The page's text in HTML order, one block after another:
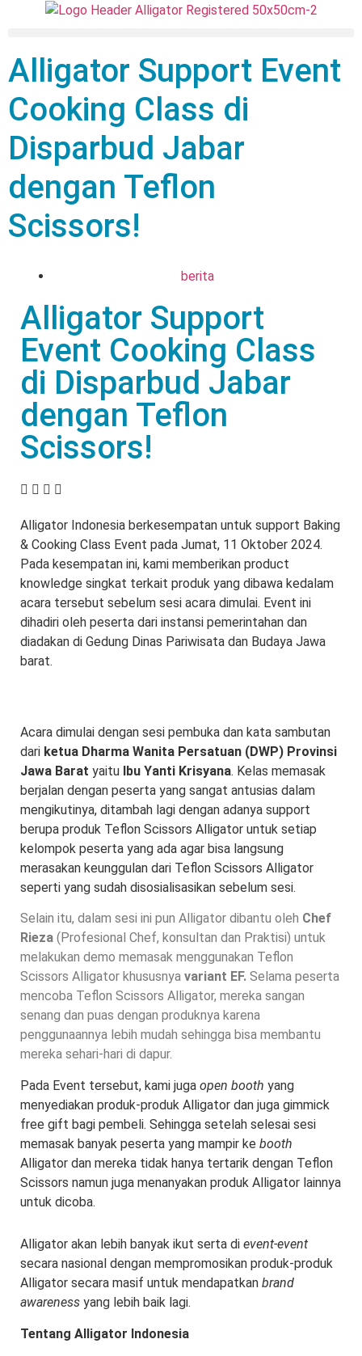
Alligator Support Event
Cooking Class di
Disparbud Jabar
dengan Teflon
Scissors!
berita
Alligator Support
Event Cooking Class
di Disparbud Jabar
dengan Teflon
Scissors!
Alligator Indonesia berkesempatan untuk support Baking
& Cooking Class Event pada Jumat, 11 Oktober 2024.
Pada kesempatan ini, kami memberikan product
knowledge singkat terkait produk yang dibawa kedalam
acara tersebut sebelum sesi acara dimulai. Event ini
dihadiri oleh peserta dari instansi pemerintahan dan
diadakan di Gedung Dinas Pariwisata dan Budaya Jawa
barat.
Acara dimulai dengan sesi pembuka dan kata sambutan
dari ketua Dharma Wanita Persatuan (DWP) Provinsi
Jawa Barat yaitu Ibu Yanti Krisyana. Kelas memasak
berjalan dengan peserta yang sangat antusias dalam
mengikutinya, ditambah lagi dengan adanya support
berupa produk Teflon Scissors Alligator untuk setiap
kelompok peserta yang ada agar bisa langsung
merasakan keunggulan dari Teflon Scissors Alligator
seperti yang sudah disosialisasikan sebelum sesi.
Selain itu, dalam sesi ini pun Alligator dibantu oleh Chef
Rieza (Profesional Chef, konsultan dan Praktisi) untuk
melakukan demo memasak menggunakan Teflon
Scissors Alligator khususnya variant EF. Selama peserta
mencoba Teflon Scissors Alligator, mereka sangan
senang dan puas dengan produknya karena
penggunaannya lebih mudah sehingga bisa membantu
mereka sehari-hari di dapur.
Pada Event tersebut, kami juga open booth yang
menyediakan produk-produk Alligator dan juga gimmick
free gift bagi pembeli. Sehingga setelah selesai sesi
memasak banyak peserta yang mampir ke booth
Alligator dan mereka tidak hanya tertarik dengan Teflon
Scissors namun juga menanyakan produk Alligator lainnya
untuk dicoba.
Alligator akan lebih banyak ikut serta di event-event
secara nasional dengan mempromosikan produk-produk
Alligator secara masif untuk mendapatkan brand
awareness yang lebih baik lagi.
Tentang Alligator Indonesia